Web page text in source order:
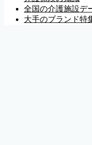
全国の介護施設デ
大手のブランド特